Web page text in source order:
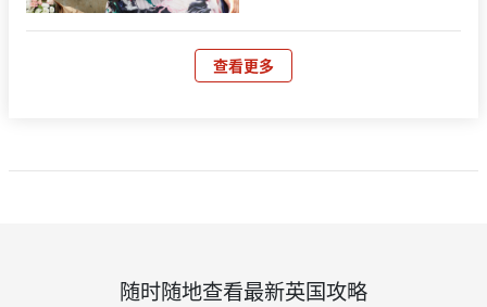
查看更多
随时随地查看最新英国攻略